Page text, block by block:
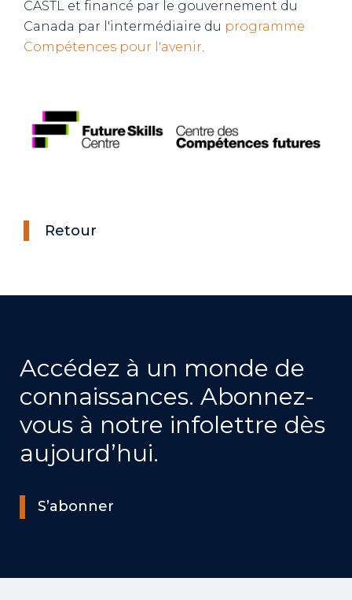
CASTL et financé par le gouvernement du
Canada par l'intermédiaire du programme
Compétences pour l'avenir.
Retour
Accédez à un monde de
connaissances. Abonnez-
vous à notre infolettre dès
aujourd’hui.
S’abonner